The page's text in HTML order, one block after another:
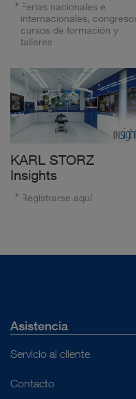
Ferias nacionales e
internacionales,
cursos de formación y
talleres
KARL STORZ
Insights
Registrarse aquí
Asistencia
Servicio al cliente
Contacto